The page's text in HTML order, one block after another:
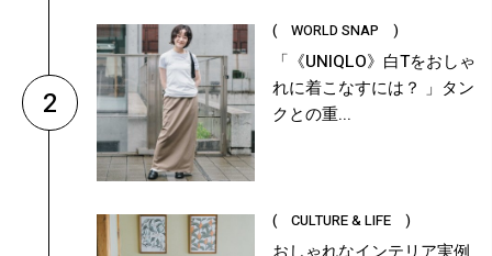
2
( WORLD SNAP )
「《UNIQLO》白Tをおしゃ
れに着こなすには？ 」タン
クとの重...
( CULTURE & LIFE )